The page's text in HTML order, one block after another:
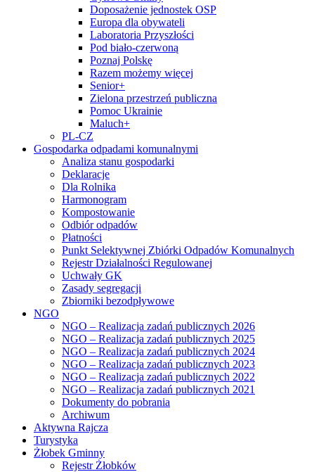
Doposażenie jednostek OSP
Europa dla obywateli
Laboratoria Przyszłości
Pod biało-czerwoną
Poznaj Polskę
Razem możemy więcej
Senior+
Zielona przestrzeń publiczna
Pomoc Ukrainie
Maluch+
PL-CZ
Gospodarka odpadami komunalnymi
Analiza stanu gospodarki
Deklaracje
Dla Rolnika
Harmonogram
Kompostowanie
Odbiór odpadów
Płatności
Punkt Selektywnej Zbiórki Odpadów Komunalnych
Rejestr Działalności Regulowanej
Uchwały GK
Zasady segregacji
Zbiorniki bezodpływowe
NGO
NGO – Realizacja zadań publicznych 2026
NGO – Realizacja zadań publicznych 2025
NGO – Realizacja zadań publicznych 2024
NGO – Realizacja zadań publicznych 2023
NGO – Realizacja zadań publicznych 2022
NGO – Realizacja zadań publicznych 2021
Dokumenty do pobrania
Archiwum
Aktywna Rajcza
Turystyka
Żłobek Gminny
Rejestr Żłobków